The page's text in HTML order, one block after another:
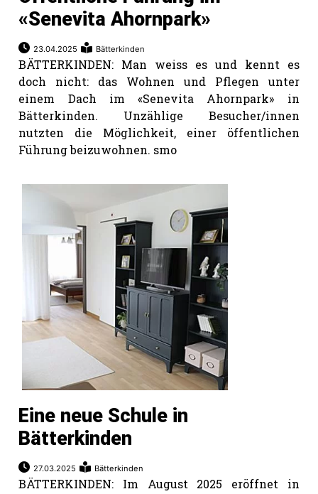
«Senevita Ahornpark»
23.04.2025 Bätterkinden
BÄTTERKINDEN: Man weiss es und kennt es
doch nicht: das Wohnen und Pflegen unter
einem Dach im «Senevita Ahornpark» in
Bätterkinden. Unzählige Besucher/innen
nutzten die Möglichkeit, einer öffentlichen
Führung beizuwohnen. smo
Eine neue Schule in
Bätterkinden
27.03.2025 Bätterkinden
BÄTTERKINDEN: Im August 2025 eröffnet in